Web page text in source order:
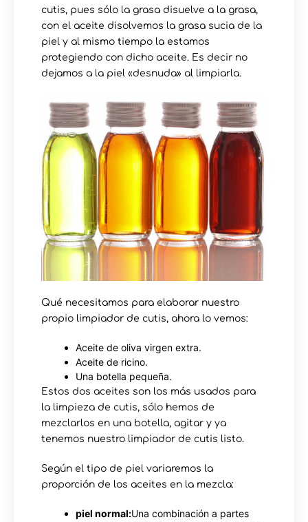
cutis, pues sólo la grasa disuelve a la grasa,
con el aceite disolvemos la grasa sucia de la
piel y al mismo tiempo la estamos
protegiendo con dicho aceite. Es decir no
dejamos a la piel «desnuda» al limpiarla.
Qué necesitamos para elaborar nuestro
propio limpiador de cutis, ahora lo vemos:
Aceite de oliva virgen extra.
Aceite de ricino.
Una botella pequeña.
Estos dos aceites son los más usados para
la limpieza de cutis, sólo hemos de
mezclarlos en una botella, agitar y ya
tenemos nuestro limpiador de cutis listo.
Según el tipo de piel variaremos la
proporción de los aceites en la mezcla:
piel normal:Una combinación a partes